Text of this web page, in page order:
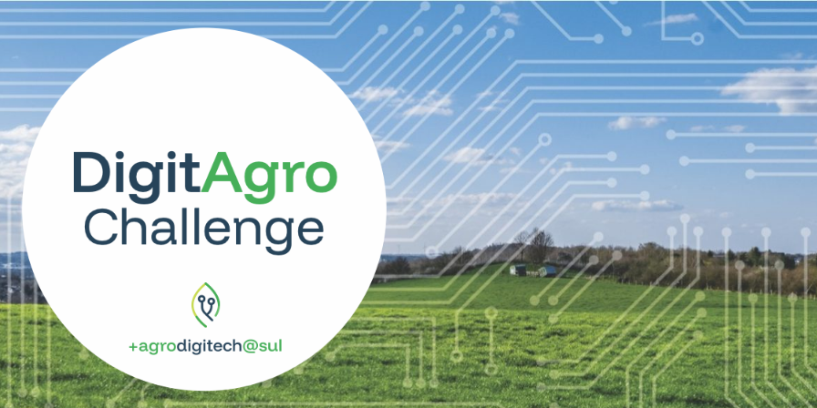
DIGITAGROCHALLENGE